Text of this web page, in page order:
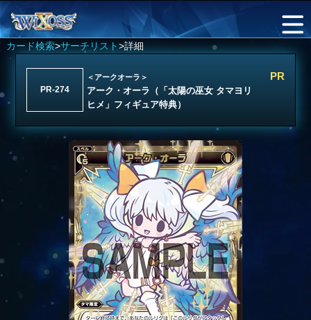
カード検索>サーチリスト>詳細
PR-274
＜アークオーラ＞
アーク・オーラ（「太陽の巫女 タマヨリ
ヒメ」フィギュア特典）
PR